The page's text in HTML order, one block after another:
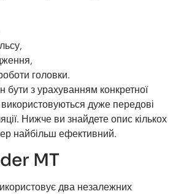
головки.
бути з урахуванням конкретної
дуже передові
Нижче ви знайдете опис кількох
найбільш ефективний.
MT
два незалежних